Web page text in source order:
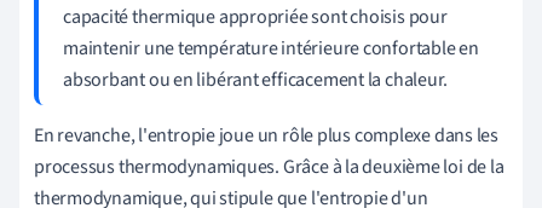
capacité thermique appropriée sont choisis pour
maintenir une température intérieure confortable en
absorbant ou en libérant efficacement la chaleur.
En revanche, l'entropie joue un rôle plus complexe dans les
processus thermodynamiques. Grâce à la deuxième loi de la
thermodynamique, qui stipule que l'entropie d'un